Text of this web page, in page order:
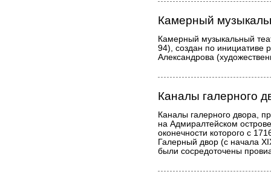
Камерный
Камерный музыкальный
94), создан по инициативе
Александрова
Каналы галерного
Каналы галерного двора,
на Адмиралтейском
оконечности которого с
Галерный двор (с начала
были сосредоточены